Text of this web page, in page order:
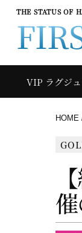
THE STATUS OF
VIP ラグジ
HOME